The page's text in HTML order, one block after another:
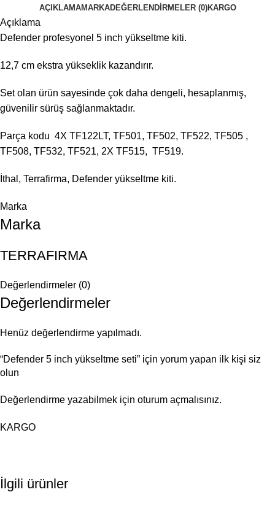
AÇIKLAMAMARKADEĞERLENDIRMELER (0)KARGO
Açıklama
Defender profesyonel 5 inch yükseltme kiti.
12,7 cm ekstra yükseklik kazandırır.
Set olan ürün sayesinde çok daha dengeli, hesaplanmış,
güvenilir sürüş sağlanmaktadır.
Parça kodu 4X TF122LT, TF501, TF502, TF522, TF505 ,
TF508, TF532, TF521, 2X TF515, TF519.
İthal, Terrafirma, Defender yükseltme kiti.
Marka
Marka
TERRAFIRMA
Değerlendirmeler (0)
Değerlendirmeler
Henüz değerlendirme yapılmadı.
“Defender 5 inch yükseltme seti” için yorum yapan ilk kişi siz
olun
Değerlendirme yazabilmek için oturum açmalısınız.
KARGO
İlgili ürünler